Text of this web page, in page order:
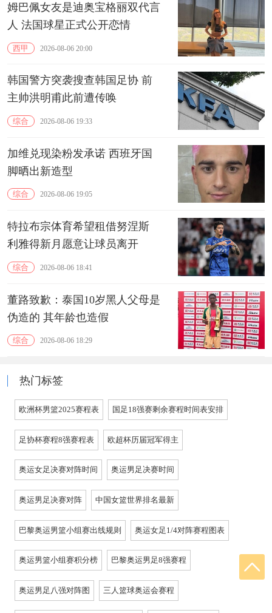
姆巴佩女友是迪奥宝格丽双代言
人 法国球星正式公开恋情
西甲 2026-08-06 20:00
韩国警方突袭搜查韩国足协 前
主帅洪明甫此前遭传唤
综合 2026-08-06 19:33
加维兑现染粉发承诺 西班牙国
脚晒出新造型
综合 2026-08-06 19:05
特拉布宗体育希望租借努涅斯
利雅得新月愿意让球员离开
综合 2026-08-06 18:41
董路致歉：泰国10岁黑人父母是
伪造的 其年龄也造假
综合 2026-08-06 18:29
热门标签
欧洲杯男篮2025赛程表 国足18强赛剩余赛程时间表安排
足协杯赛程8强赛程表 欧超杯历届冠军得主
奥运女足决赛对阵时间 奥运男足决赛时间
奥运男足决赛对阵 中国女篮世界排名最新
巴黎奥运男篮小组赛出线规则 奥运女足1/4对阵赛程图表
奥运男篮小组赛积分榜 巴黎奥运男足8强赛程
奥运男足八强对阵图 三人篮球奥运会赛程